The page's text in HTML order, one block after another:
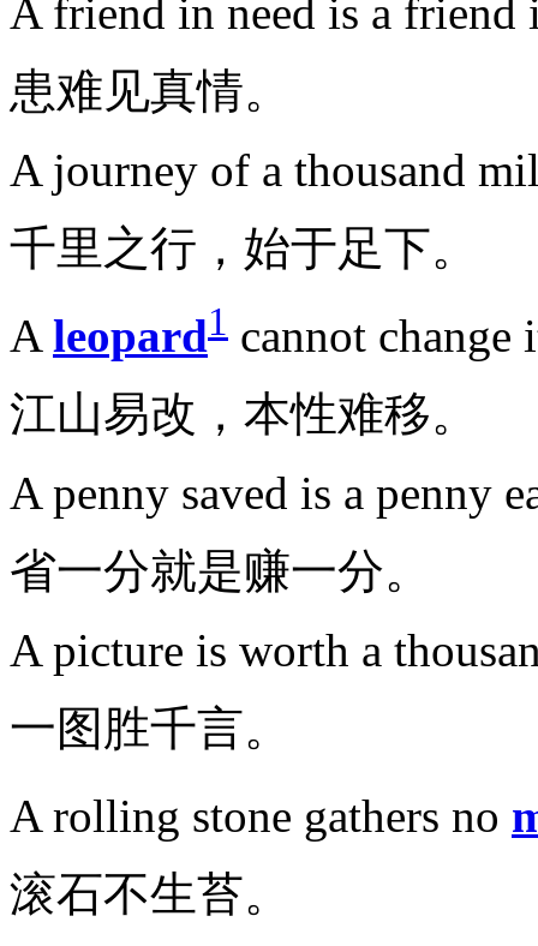
A friend in need is a friend
患难见真情。
A journey of a thousand
千里之行，始于足下。
A leopard1 cannot change
江山易改，本性难移。
A penny saved is a penny
省一分就是赚一分。
A picture is worth a
一图胜千言。
A rolling stone gathers no
滚石不生苔。